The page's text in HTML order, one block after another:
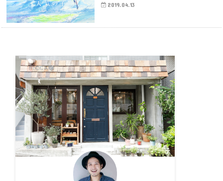
2019.04.13